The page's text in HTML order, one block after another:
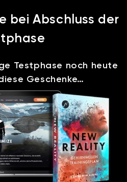
bei Abschluss der
Testphase noch heute
Geschenke…